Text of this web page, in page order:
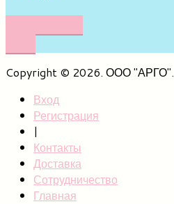
Copyright © 2026. ООО "АРГО".
Вход
Регистрация
|
Контакты
Доставка
Сотрудничество
Главная